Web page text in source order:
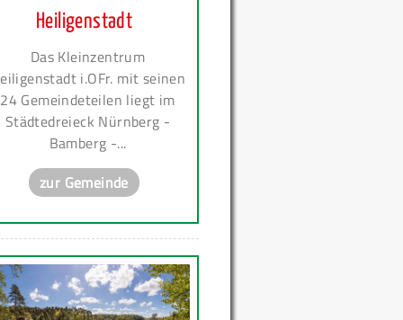
Heiligenstadt
Das Kleinzentrum
i.OFr. mit seinen
24 Gemeindeteilen liegt im
Städtedreieck Nürnberg -
Bamberg -...
zur Gemeinde